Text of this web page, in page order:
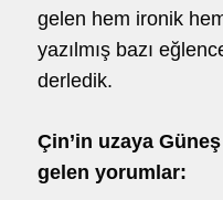
gelen hem ironik
yazılmış bazı
derledik.
Çin’in uzaya
gelen yorumlar: